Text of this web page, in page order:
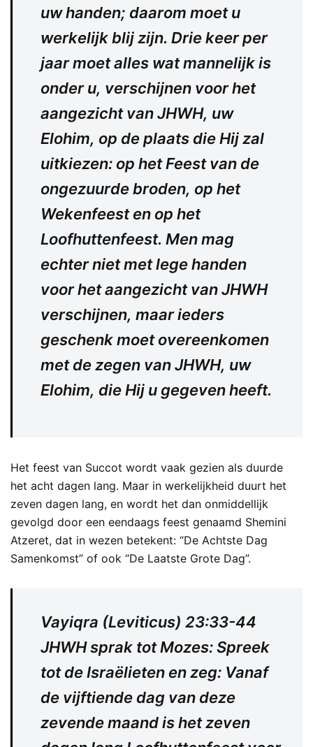
uw handen; daarom moet u
werkelijk blij zijn. Drie keer per
jaar moet alles wat mannelijk is
onder u, verschijnen voor het
aangezicht van JHWH, uw
Elohim, op de plaats die Hij zal
uitkiezen: op het Feest van de
ongezuurde broden, op het
Wekenfeest en op het
Loofhuttenfeest. Men mag
echter niet met lege handen
voor het aangezicht van JHWH
verschijnen, maar ieders
geschenk moet overeenkomen
met de zegen van JHWH, uw
Elohim, die Hij u gegeven heeft.
Het feest van Succot wordt vaak gezien als duurde
het acht dagen lang. Maar in werkelijkheid duurt het
zeven dagen lang, en wordt het dan onmiddellijk
gevolgd door een eendaags feest genaamd Shemini
Atzeret, dat in wezen betekent: “De Achtste Dag
Samenkomst” of ook “De Laatste Grote Dag”.
Vayiqra (Leviticus) 23:33-44
JHWH sprak tot Mozes: Spreek
tot de Israëlieten en zeg: Vanaf
de vijftiende dag van deze
zevende maand is het zeven